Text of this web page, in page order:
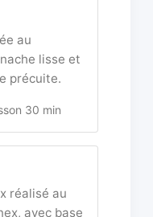
au
lisse et
précuite.
30 min
réalisé au
avec base